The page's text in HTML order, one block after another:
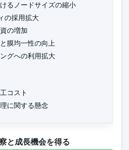
るノードサイズの縮小
の採用拡大
の増加
膜均一性の向上
グへの利用拡大
コスト
に関する懸念
と成長機会を得る